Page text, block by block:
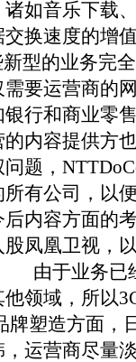
如音乐下载
换速度的增
型的业务完
要运营商的
行和商业零
内容提供方
题，
有公司，以
内容方面的
凤凰卫视，
于业务已经
领域，所以
牌塑造方面，
运营商尽量